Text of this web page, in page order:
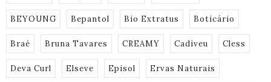
BEYOUNG Bepantol Bio Extratus Boticário
Braé Bruna Tavares CREAMY Cadiveu Cless
Deva Curl Elseve Episol Ervas Naturais